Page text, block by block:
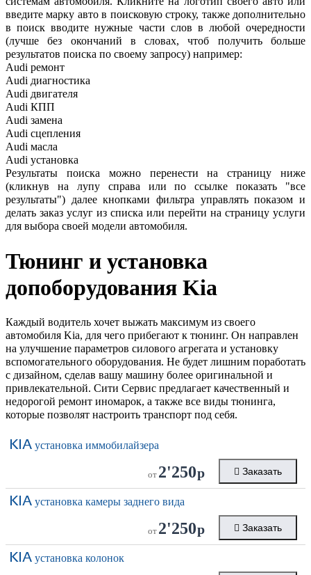
введите марку авто в поисковую строку, также дополнительно
в поиск вводите нужные части слов в любой очередности
(лучше без окончаний в словах, чтоб получить больше
результатов поиска по своему запросу) например:
Audi ремонт
Audi диагностика
Audi двигателя
Audi КПП
Audi замена
Audi сцепления
Audi масла
Audi установка
Результаты поиска можно перенести на страницу ниже
(кликнув на лупу справа или по ссылке показать "все
результаты") далее кнопками фильтра управлять показом и
делать заказ услуг из списка или перейти на страницу услуги
для выбора своей модели автомобиля.
Тюнинг и установка
допоборудования Kia
Каждый водитель хочет выжать максимум из своего
автомобиля Kia, для чего прибегают к тюнинг. Он направлен
на улучшение параметров силового агрегата и установку
вспомогательного оборудования. Не будет лишним поработать
с дизайном, сделав вашу машину более оригинальной и
привлекательной. Сити Сервис предлагает качественный и
недорогой ремонт иномарок, а также все виды тюнинга,
которые позволят настроить транспорт под себя.
KIA установка иммобилайзера
от 2'250р Заказать
KIA установка камеры заднего вида
от 2'250р Заказать
KIA установка колонок